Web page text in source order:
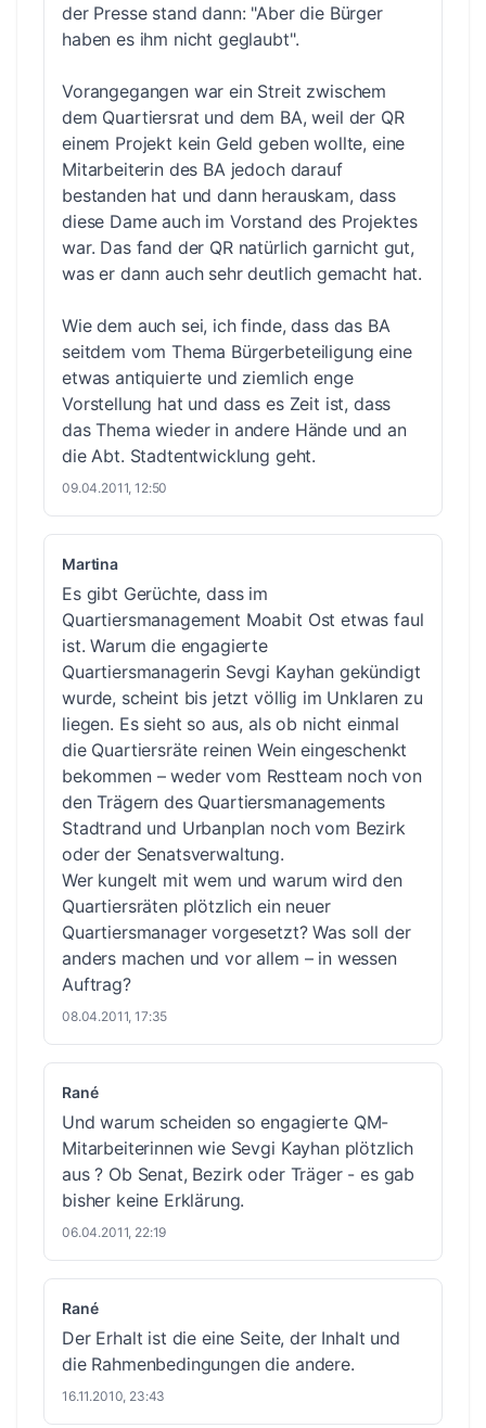
der Presse stand dann: "Aber die Bürger
haben es ihm nicht geglaubt".
Vorangegangen war ein Streit zwischem
dem Quartiersrat und dem BA, weil der QR
einem Projekt kein Geld geben wollte, eine
Mitarbeiterin des BA jedoch darauf
bestanden hat und dann herauskam, dass
diese Dame auch im Vorstand des Projektes
war. Das fand der QR natürlich garnicht gut,
was er dann auch sehr deutlich gemacht hat.
Wie dem auch sei, ich finde, dass das BA
seitdem vom Thema Bürgerbeteiligung eine
etwas antiquierte und ziemlich enge
Vorstellung hat und dass es Zeit ist, dass
das Thema wieder in andere Hände und an
die Abt. Stadtentwicklung geht.
09.04.2011, 12:50
Martina
Es gibt Gerüchte, dass im
Quartiersmanagement Moabit Ost etwas faul
ist. Warum die engagierte
Quartiersmanagerin Sevgi Kayhan gekündigt
wurde, scheint bis jetzt völlig im Unklaren zu
liegen. Es sieht so aus, als ob nicht einmal
die Quartiersräte reinen Wein eingeschenkt
bekommen – weder vom Restteam noch von
den Trägern des Quartiersmanagements
Stadtrand und Urbanplan noch vom Bezirk
oder der Senatsverwaltung.
Wer kungelt mit wem und warum wird den
Quartiersräten plötzlich ein neuer
Quartiersmanager vorgesetzt? Was soll der
anders machen und vor allem – in wessen
Auftrag?
08.04.2011, 17:35
Rané
Und warum scheiden so engagierte QM-
Mitarbeiterinnen wie Sevgi Kayhan plötzlich
aus ? Ob Senat, Bezirk oder Träger - es gab
bisher keine Erklärung.
06.04.2011, 22:19
Rané
Der Erhalt ist die eine Seite, der Inhalt und
die Rahmenbedingungen die andere.
16.11.2010, 23:43